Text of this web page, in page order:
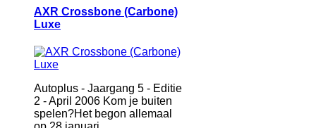
AXR Crossbone (Carbone)
Luxe
Autoplus - Jaargang 5 - Editie
2 - April 2006 Kom je buiten
spelen?Het begon allemaal